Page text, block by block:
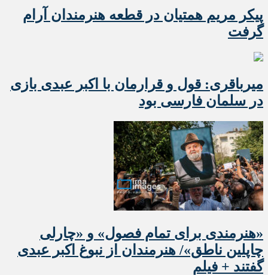
پیکر مریم همتیان در قطعه هنرمندان آرام
گرفت
میرباقری: قول و قرارمان با اکبر عبدی بازی
در سلمان فارسی بود
«هنرمندی برای تمام فصول» و «چارلی
چاپلین ناطق»/ هنرمندان از نبوغ اکبر عبدی
گفتند + فیلم